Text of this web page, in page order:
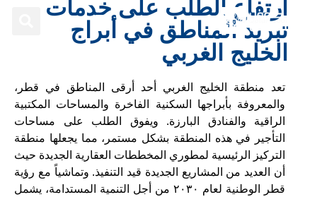
ارتفاع الطلب على خدمات
تبريد المناطق في أبراج
الخليج الغربي
تعد منطقة الخليج الغربي أحد أرقى المناطق في قطر،
والمعروفة بأبراجها السكنية الفاخرة والمساحات المكتبية
الراقية والفنادق البارزة. ويفوق الطلب على مساحات
التأجير في هذه المنطقة بشكل مستمر، مما يجعلها منطقة
التركيز الرئيسية لمطوري المخططات العقارية الجديدة حيث
أن العديد من المشاريع الجديدة قيد التنفيذ. وتماشياً مع رؤية
قطر الوطنية لعام ٢٠٣٠ من أجل التنمية المستدامة، يشمل